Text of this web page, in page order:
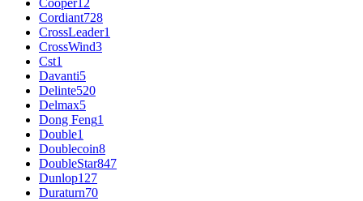
Cooper12
Cordiant728
CrossLeader1
CrossWind3
Cst1
Davanti5
Delinte520
Delmax5
Dong Feng1
Double1
Doublecoin8
DoubleStar847
Dunlop127
Duraturn70